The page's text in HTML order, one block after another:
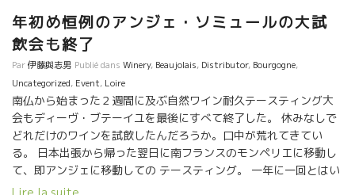
資ともいえる。 そして、収穫もトーマにとっては超大切なこと。
葡萄の熟度の最高のバランスと時に、一挙に収穫したいトーマ
は、何と６０人もの収穫人を一挙に投入して最良の熟度で収穫す
ることを心がけている。 そんなトーマの話を聞きながら小松さん
は、自分がトーマのシャブリに感じてきたことを納得していた。
また、収穫した葡萄をゆっくりとプレスしたあとは、プレスジュ
ースを発酵槽に入れる作業も、ジュースに圧力がかかると繊細さ
が欠ける危険性もあるので、ポンプを一切使わないように醸造所
を改良して重力で発酵槽に入れるようにした。 そして、白ワイン
っているコトー・ブルギニョン（ガメイ）がこれまた美味い！ 年
度石灰質のガメイは、とにかくエレガントでミネラル！毎日、こ
れ飲みたいわ(^^)。 ほとんど、白に近い色合いのガメイのダイレ
クトプレスで造ったロゼは、ロゼというより、少々赤ワインの要
素を持った白という感じ。ガストロノミックなしっかとした味わ
い。 食欲を刺激する味わいだ。 オート・コート・ド・ボーヌ
2018赤は、綺麗な酸と少々スパイシーなニュアンスでエレガン
ト。 新しいカーブで更に繊細でエレガントなワインを造り出した
ロマン！ 今年2019年も、ぶどうの成育は順調！ やる気満々で
す！
年初め恒例のアンジェ・ソミュールの大試
飲会も終了
Par伊藤與志男 Publié dans Winery, Beaujolais, Distributor, Bourgogne,
Uncategorized, Event, Loire
南仏から始まった２週間に及ぶ自然ワイン耐久テースティング大
会もディーヴ・ブテーイユを最後にすべて終了した。 休みなしで
どれだけのワインを試飲したんだろうか。口中が荒れてきてい
る。 日本出張から帰った翌日に南フランスのモンペリエに移動し
て、即アンジェに移動しての テースティング。 一年に一回とはい
え、ますます試飲する量が増えていて、訪問者も増えていて、我